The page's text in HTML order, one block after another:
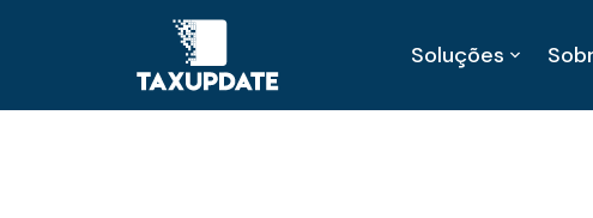
Soluções